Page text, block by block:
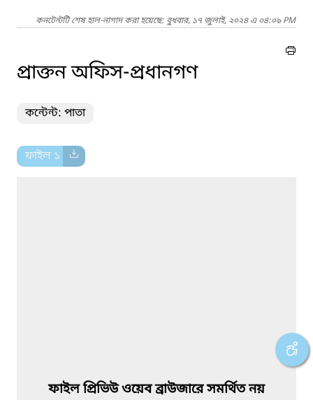
কনটেন্টটি শেষ হাল-নাগাদ করা হয়েছে: বুধবার, ১৭ জুলাই, ২০২৪ এ ০৪:০৯ PM
প্রাক্তন অফিস-প্রধানগণ
কন্টেন্ট: পাতা
ফাইল ১
ফাইল প্রিভিউ ওয়েব ব্রাউজারে সমর্থিত নয়